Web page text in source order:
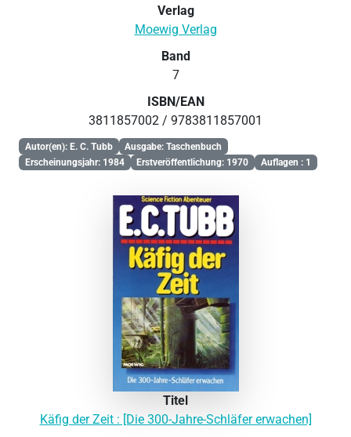
Verlag
Moewig Verlag
Band
7
ISBN/EAN
3811857002 / 9783811857001
Autor(en): E. C. Tubb
Ausgabe: Taschenbuch
Erscheinungsjahr: 1984
Erstveröffentlichung: 1970 Auflagen : 1
Titel
Käfig der Zeit : [Die 300-Jahre-Schläfer erwachen]